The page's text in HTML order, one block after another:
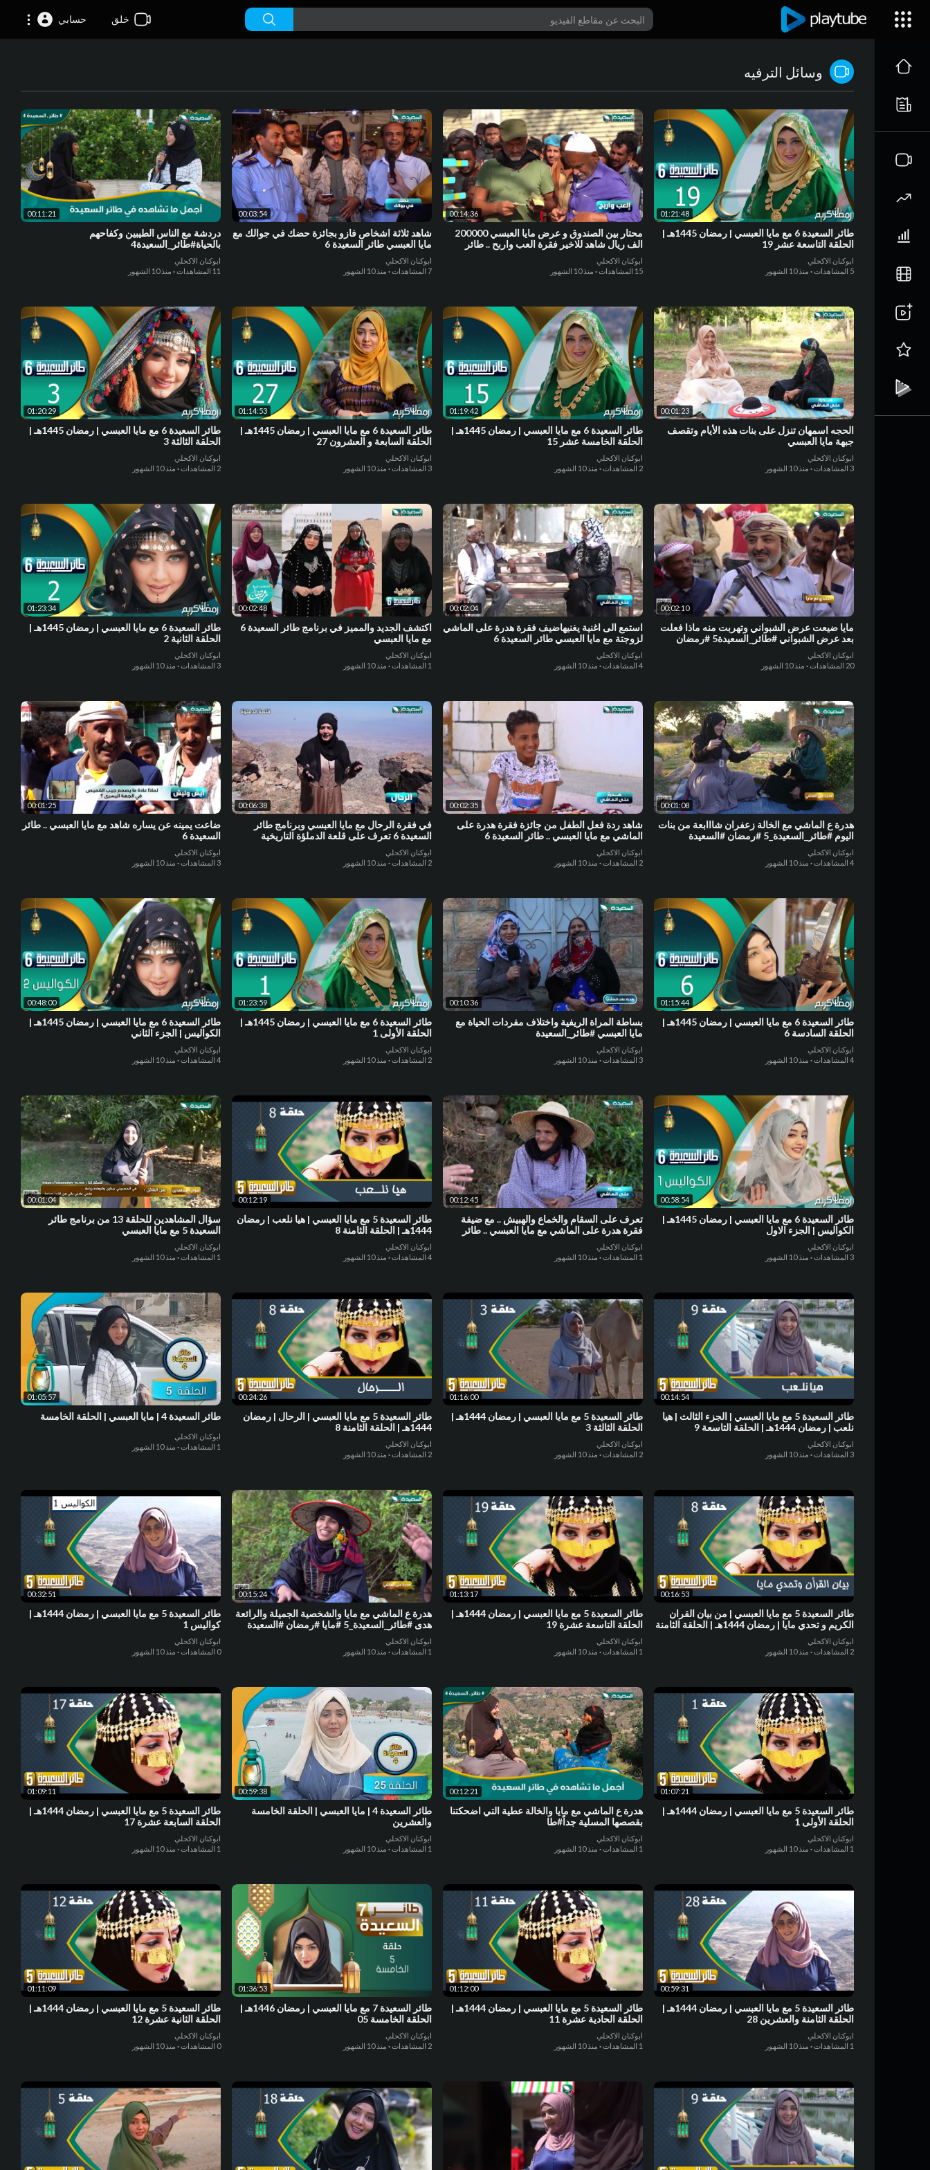
خلق حسابي
وسائل الترفيه
01:21:48
طائر السعيدة 6 مع مايا العبسي | رمضان 1445هـ |
الحلقة التاسعة عشر 19
ابوكنان الاكحلي
5 المشاهدات
· منذ 10 الشهور
00:14:36
محتار بين الصندوق و عرض مايا العبسي 200000
الف ريال شاهد للاخير فقرة العب واربح .. طائر
السعيدة 6
ابوكنان الاكحلي
15 المشاهدات
· منذ 10 الشهور
00:03:54
شاهد ثلاثة اشخاص فازو بجائزة حضك في جوالك مع
مايا العبسي طائر السعيدة 6
ابوكنان الاكحلي
7 المشاهدات
· منذ 10 الشهور
00:11:21
دردشة مع الناس الطيبين وكفاحهم
بالحياة#طائر_السعيدة4
ابوكنان الاكحلي
11 المشاهدات
· منذ 10 الشهور
00:01:23
الحجه اسمهان تنزل على بنات هذه الأيام وتقصف
جبهة مايا العبسي
ابوكنان الاكحلي
3 المشاهدات
· منذ 10 الشهور
01:19:42
طائر السعيدة 6 مع مايا العبسي | رمضان 1445هـ |
الحلقة الخامسة عشر 15
ابوكنان الاكحلي
2 المشاهدات
· منذ 10 الشهور
01:14:53
طائر السعيدة 6 مع مايا العبسي | رمضان 1445هـ |
الحلقة السابعة و العشرون 27
ابوكنان الاكحلي
3 المشاهدات
· منذ 10 الشهور
01:20:29
طائر السعيدة 6 مع مايا العبسي | رمضان 1445هـ |
الحلقة الثالثة 3
ابوكنان الاكحلي
2 المشاهدات
· منذ 10 الشهور
00:02:10
مايا ضيعت عرض الشبواني وتهربت منه ماذا فعلت
بعد عرض الشبواني #طائر_السعيدة5 #رمضان
#مايا_العبسي
ابوكنان الاكحلي
20 المشاهدات
· منذ 10 الشهور
00:02:04
استمع الى اغنية يغنيهاضيف فقرة هدرة على الماشي
لزوجتة مع مايا العبسي طائر السعيدة 6
ابوكنان الاكحلي
4 المشاهدات
· منذ 10 الشهور
00:02:48
اكتشف الجديد والمميز في برنامج طائر السعيدة 6
مع مايا العبسي
ابوكنان الاكحلي
1 المشاهدات
· منذ 10 الشهور
01:23:34
طائر السعيدة 6 مع مايا العبسي | رمضان 1445هـ |
الحلقة الثانية 2
ابوكنان الاكحلي
3 المشاهدات
· منذ 10 الشهور
00:01:08
هدرة ع الماشي مع الخالة زعفران شااابعة من بنات
اليوم #طائر_السعيدة_5 #رمضان #السعيدة
ابوكنان الاكحلي
4 المشاهدات
· منذ 10 الشهور
00:02:35
شاهد ردة فعل الطفل من جائزة فقرة هدرة على
الماشي مع مايا العبسي .. طائر السعيدة 6
ابوكنان الاكحلي
2 المشاهدات
· منذ 10 الشهور
00:06:38
في فقرة الرحال مع مايا العبسي وبرنامج طائر
السعيدة 6 تعرف على قلعة الدملؤة التاريخية
ابوكنان الاكحلي
2 المشاهدات
· منذ 10 الشهور
00:01:25
ضاعت يمينه عن يساره شاهد مع مايا العبسي .. طائر
السعيدة 6
ابوكنان الاكحلي
3 المشاهدات
· منذ 10 الشهور
01:15:44
طائر السعيدة 6 مع مايا العبسي | رمضان 1445هـ |
الحلقة السادسة 6
ابوكنان الاكحلي
4 المشاهدات
· منذ 10 الشهور
00:10:36
بساطة المراة الريفية واختلاف مفردات الحياة مع
مايا العبسي #طائر_السعيدة
ابوكنان الاكحلي
3 المشاهدات
· منذ 10 الشهور
01:23:59
طائر السعيدة 6 مع مايا العبسي | رمضان 1445هـ |
الحلقة الأولى 1
ابوكنان الاكحلي
2 المشاهدات
· منذ 10 الشهور
00:48:00
طائر السعيدة 6 مع مايا العبسي | رمضان 1445هـ |
الكواليس | الجزء الثاني
ابوكنان الاكحلي
4 المشاهدات
· منذ 10 الشهور
00:58:54
طائر السعيدة 6 مع مايا العبسي | رمضان 1445هـ |
الكواليس | الجزء الاول
ابوكنان الاكحلي
3 المشاهدات
· منذ 10 الشهور
00:12:45
تعرف على السقام والخماع والهبيش .. مع ضيفة
فقرة هدرة على الماشي مع مايا العبسي .. طائر
السعيدة 6
ابوكنان الاكحلي
1 المشاهدات
· منذ 10 الشهور
00:12:19
طائر السعيدة 5 مع مايا العبسي | هيا نلعب | رمضان
1444هـ | الحلقة الثامنة 8
ابوكنان الاكحلي
4 المشاهدات
· منذ 10 الشهور
00:01:04
سؤال المشاهدين للحلقة 13 من برنامج طائر
السعيدة 5 مع مايا العبسي
ابوكنان الاكحلي
1 المشاهدات
· منذ 10 الشهور
00:14:54
طائر السعيدة 5 مع مايا العبسي | الجزء الثالث | هيا
نلعب | رمضان 1444هـ | الحلقة التاسعة 9
ابوكنان الاكحلي
3 المشاهدات
· منذ 10 الشهور
01:16:00
طائر السعيدة 5 مع مايا العبسي | رمضان 1444هـ |
الحلقة الثالثة 3
ابوكنان الاكحلي
2 المشاهدات
· منذ 10 الشهور
00:24:26
طائر السعيدة 5 مع مايا العبسي | الرحال | رمضان
1444هـ | الحلقة الثامنة 8
ابوكنان الاكحلي
2 المشاهدات
· منذ 10 الشهور
01:05:57
طائر السعيدة 4 | مايا العبسي | الحلقة الخامسة
ابوكنان الاكحلي
1 المشاهدات
· منذ 10 الشهور
00:16:53
طائر السعيدة 5 مع مايا العبسي | من بيان القران
الكريم و تحدي مايا | رمضان 1444هـ | الحلقة الثامنة
8ابوكنان الاكحلي
2 المشاهدات
· منذ 10 الشهور
01:13:17
طائر السعيدة 5 مع مايا العبسي | رمضان 1444هـ |
الحلقة التاسعة عشرة 19
ابوكنان الاكحلي
1 المشاهدات
· منذ 10 الشهور
00:15:24
هدرة ع الماشي مع مايا والشخصية الجميلة والرائعة
هدى #طائر_السعيدة_5 #مايا #رمضان #السعيدة
ابوكنان الاكحلي
1 المشاهدات
· منذ 10 الشهور
00:32:51
طائر السعيدة 5 مع مايا العبسي | رمضان 1444هـ |
كواليس 1
ابوكنان الاكحلي
0 المشاهدات
· منذ 10 الشهور
01:07:21
طائر السعيدة 5 مع مايا العبسي | رمضان 1444هـ |
الحلقة الأولى 1
ابوكنان الاكحلي
1 المشاهدات
· منذ 10 الشهور
00:12:21
هدرة ع الماشي مع مايا والخالة عطية التي اضحكتنا
بقصصها المسلية جداً#طا
ابوكنان الاكحلي
1 المشاهدات
· منذ 10 الشهور
00:59:38
طائر السعيدة 4 | مايا العبسي | الحلقة الخامسة
والعشرين
ابوكنان الاكحلي
1 المشاهدات
· منذ 10 الشهور
01:09:11
طائر السعيدة 5 مع مايا العبسي | رمضان 1444هـ |
الحلقة السابعة عشرة 17
ابوكنان الاكحلي
1 المشاهدات
· منذ 10 الشهور
00:59:31
طائر السعيدة 5 مع مايا العبسي | رمضان 1444هـ |
الحلقة الثامنة والعشرين 28
ابوكنان الاكحلي
1 المشاهدات
· منذ 10 الشهور
01:12:00
طائر السعيدة 5 مع مايا العبسي | رمضان 1444هـ |
الحلقة الحادية عشرة 11
ابوكنان الاكحلي
1 المشاهدات
· منذ 10 الشهور
01:36:53
طائر السعيدة 7 مع مايا العبسي | رمضان 1446هـ |
الحلقة الخامسة 05
ابوكنان الاكحلي
2 المشاهدات
· منذ 10 الشهور
01:11:09
طائر السعيدة 5 مع مايا العبسي | رمضان 1444هـ |
الحلقة الثانية عشرة 12
ابوكنان الاكحلي
0 المشاهدات
· منذ 10 الشهور